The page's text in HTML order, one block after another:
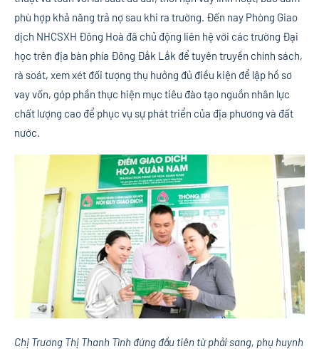
phù hợp khả năng trả nợ sau khi ra trường. Đến nay Phòng Giao
dịch NHCSXH Đông Hoà đã chủ động liên hệ với các trường Đại
học trên địa bàn phía Đông Đắk Lắk để tuyên truyền chính sách,
rà soát, xem xét đối tượng thụ hưởng đủ điều kiện để lập hồ sơ
vay vốn, góp phần thực hiện mục tiêu đào tạo nguồn nhân lực
chất lượng cao để phục vụ sự phát triển của địa phương và đất
nước.
Chị Trương Thị Thanh Tình đứng đầu tiên từ phải sang, phụ huynh